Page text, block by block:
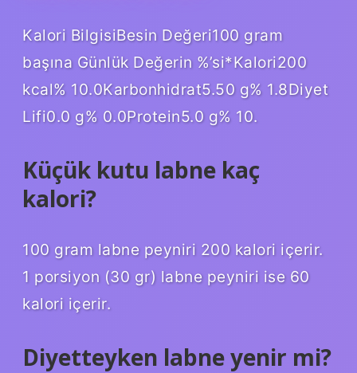
Kalori BilgisiBesin Değeri100 gram
başına Günlük Değerin %’si*Kalori200
kcal% 10.0Karbonhidrat5.50 g% 1.8Diyet
Lifi0.0 g% 0.0Protein5.0 g% 10.
Küçük kutu labne kaç
kalori?
100 gram labne peyniri 200 kalori içerir.
1 porsiyon (30 gr) labne peyniri ise 60
kalori içerir.
Diyetteyken labne yenir mi?